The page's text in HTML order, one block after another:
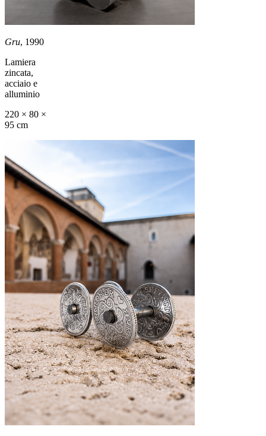
Gru, 1990
Lamiera
zincata,
acciaio e
alluminio
220 × 80 ×
95 cm